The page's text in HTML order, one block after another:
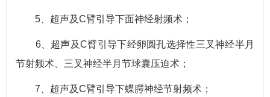
5、超声及C臂引导下面神经射频术；
6、超声及C臂引导下经卵圆孔选择性三叉神经半月
节射频术、三叉神经半月节球囊压迫术；
7、超声及C臂引导下蝶腭神经节射频术；